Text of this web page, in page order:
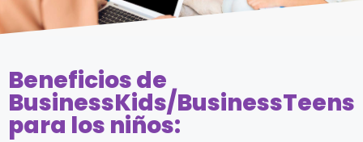
Beneficios de
BusinessKids/BusinessTeens
para los niños: